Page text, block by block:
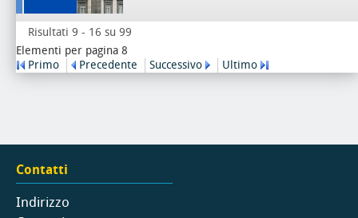
Risultati 9 - 16 su 99
Elementi per pagina 8
Primo
Precedente Successivo Ultimo
Contatti
Indirizzo